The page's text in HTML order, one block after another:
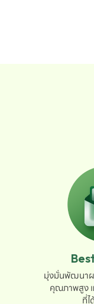
มุ่งมั่นพัฒนา
คุณภาพสูง
ที่